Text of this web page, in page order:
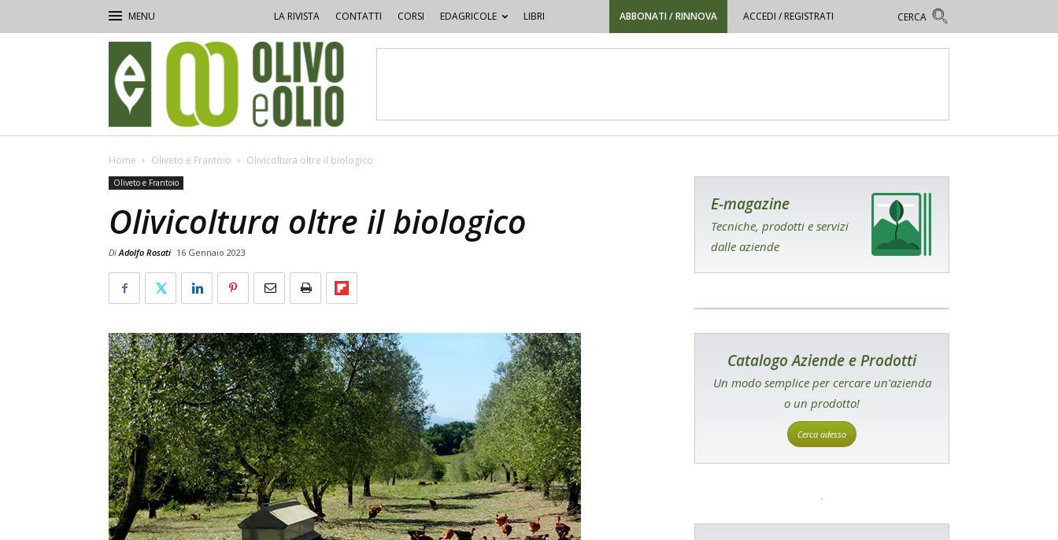
LA RIVISTA CONTATTI CORSI EDAGRICOLE LIBRI ABBONATI / RINNOVA ACCEDI / REGISTRATI
e
Olio
Home Oliveto e Frantoio Olivicoltura oltre il biologico
Oliveto e Frantoio
Olivicoltura oltre il biologico
DiAdolfo Rosati 16 Gennaio 2023
E-magazine
Tecniche, prodotti e servizi
dalle aziende
Catalogo Aziende e Prodotti
Un modo semplice per cercare un'azienda
o un prodotto!
Cerca adesso